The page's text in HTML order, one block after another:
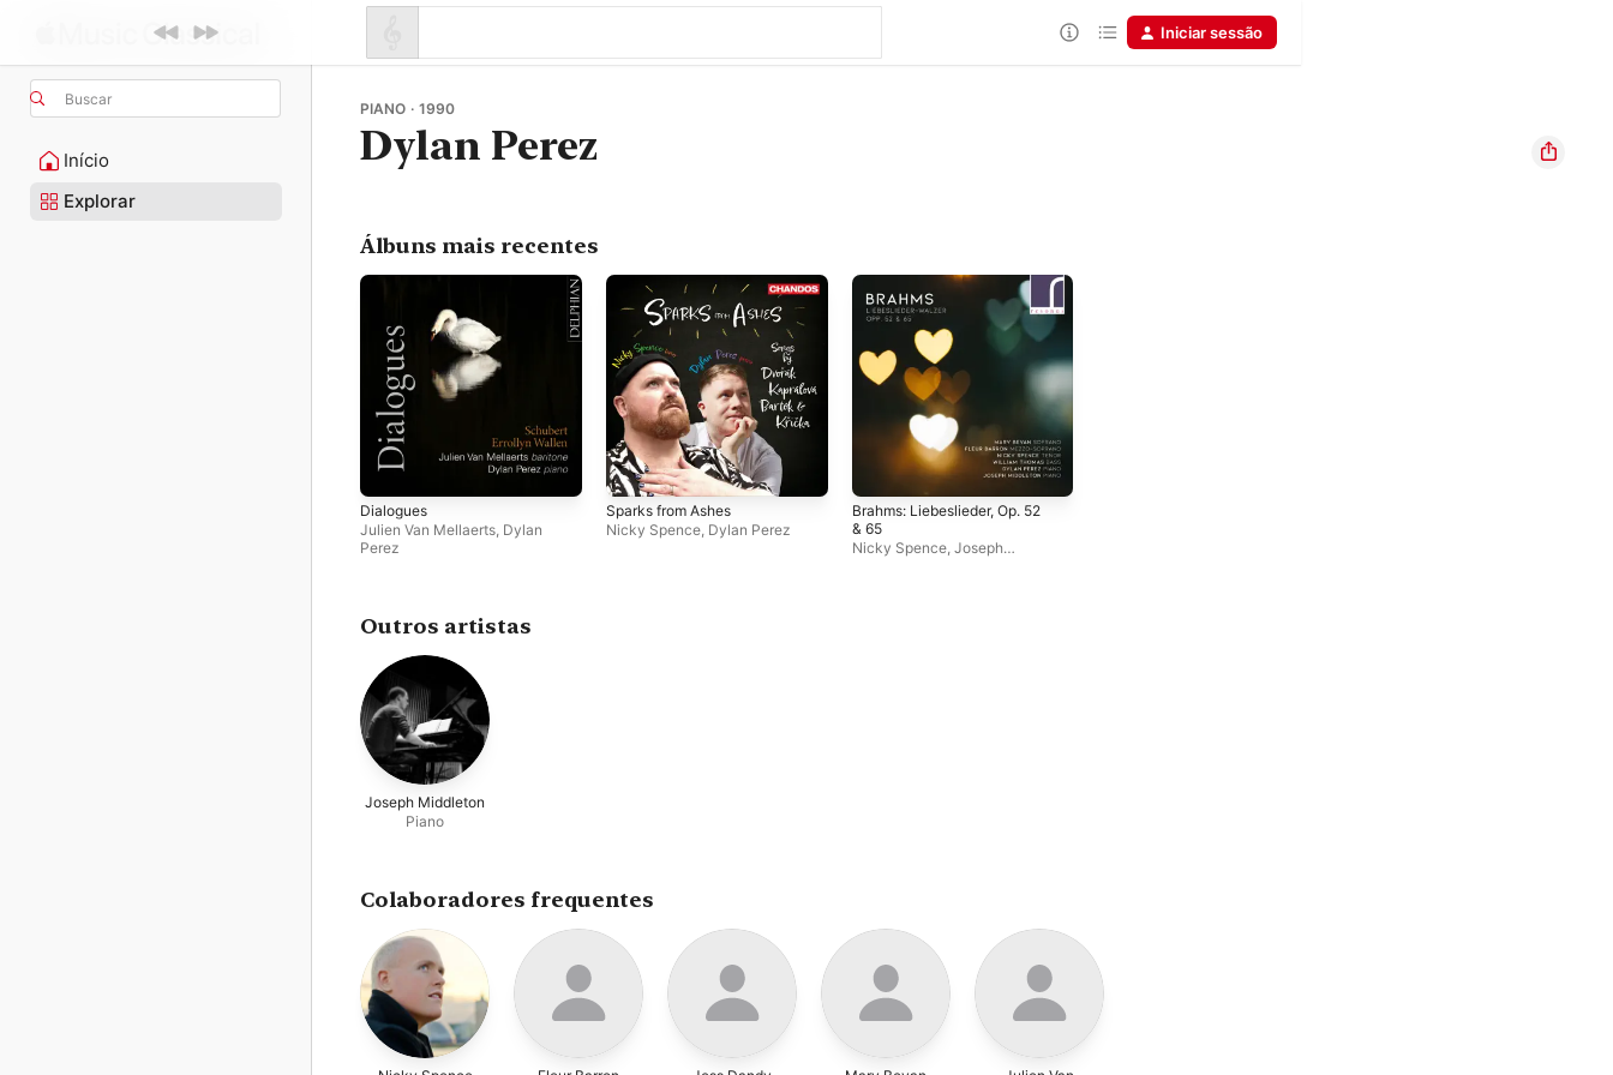
Buscar
Início
Explorar
Iniciar sessão
PIANO · 1990
Dylan Perez
Álbuns mais recentes
Dialogues
Julien Van Mellaerts Dylan
Perez
Sparks from Ashes
Nicky Spence, Dylan Perez
Brahms: Liebeslieder, Op. 52
& 65
Nicky Spence, Joseph
Outros artistas
Joseph Middleton
Piano
Colaboradores frequentes